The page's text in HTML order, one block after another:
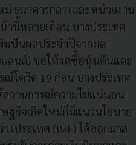
ธนาคารกลางและหน่วยงาน
านี้หลายเดือน บางประเทศ
นปันผลประจำปีจากผล
ลนด์) ขอให้งดซื้อหุ้นคืนและ
ณ์โควิด 19 ก่อน บางประเทศ
สถานการณ์ความไม่แน่นอน
ฐกิจเกิดใหม่ก็มีแนวนโยบาย
ประเทศ (IMF) ได้ออกมาส